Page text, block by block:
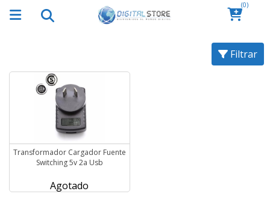
(0)
Filtrar
Transformador Cargador Fuente
Switching 5v 2a Usb
Agotado